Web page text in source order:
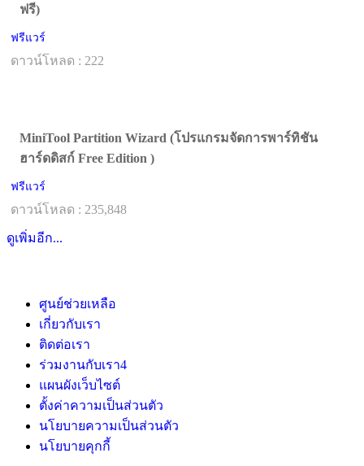
ฟรี)
ฟรีแวร์
ดาวน์โหลด : 222
MiniTool Partition Wizard (โปรแกรมจัดการพาร์ทิชัน
ฮาร์ดดิสก์ Free Edition )
ฟรีแวร์
ดาวน์โหลด : 235,848
ดูเพิ่มอีก...
ศูนย์ช่วยเหลือ
เกี่ยวกับเรา
ติดต่อเรา
ร่วมงานกับเรา4
แผนผังเว็บไซต์
ตั้งค่าความเป็นส่วนตัว
นโยบายความเป็นส่วนตัว
นโยบายคุกกี้